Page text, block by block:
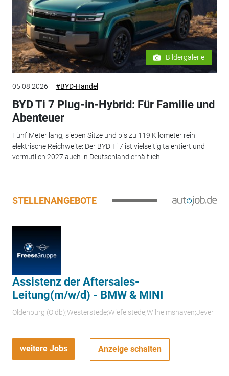
Bildergalerie
05.08.2026 #BYD-Handel
BYD Ti 7 Plug-in-Hybrid: Für Familie und
Abenteuer
Fünf Meter lang, sieben Sitze und bis zu 119 Kilometer rein
elektrische Reichweite: Der BYD Ti 7 ist vielseitig talentiert und
vermutlich 2027 auch in Deutschland erhältlich.
STELLENANGEBOTE
Assistenz der Aftersales-
Leitung(m/w/d) - BMW & MINI
Oldenburg (Oldb);Westerstede;Wiefelstede;Wilhelmshaven;Jever
weitere Jobs Anzeige schalten